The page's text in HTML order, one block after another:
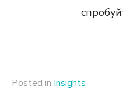
Posted in Insights